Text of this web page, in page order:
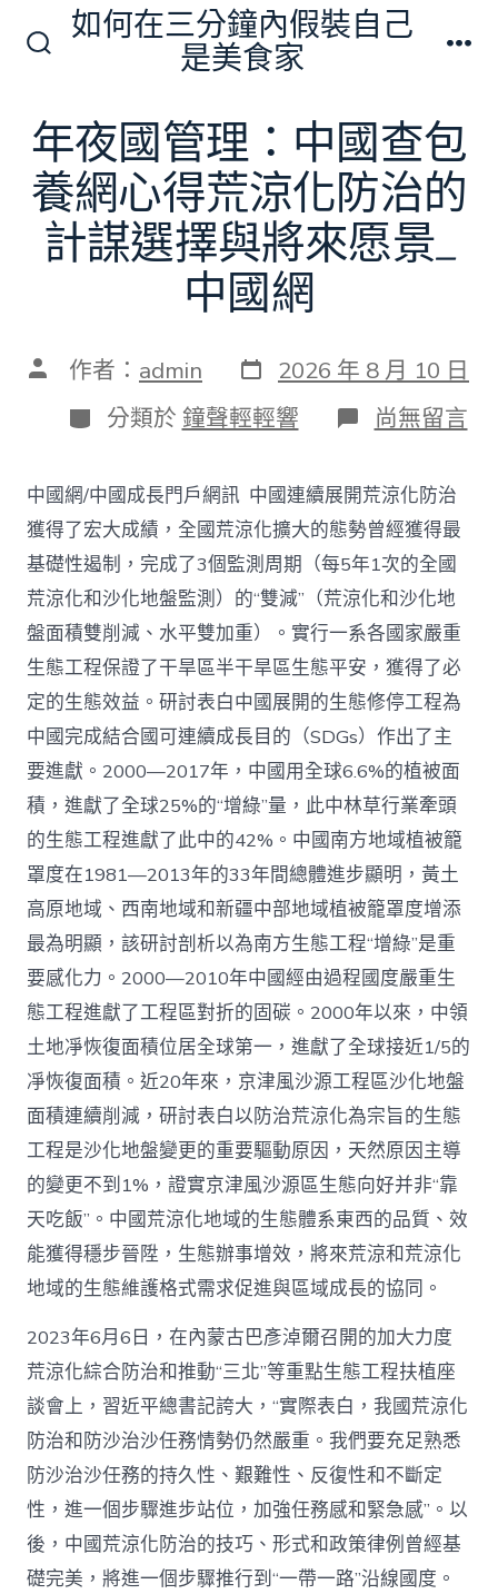
切
換
開
關
如何在三分鐘內假裝自己
是美食家
年夜國管理：中國查包
養網心得荒涼化防治的
計謀選擇與將來愿景_
中國網
文 作者： admin 發
表
日
期
2026 年 8 月 10 日
分
類
分類於 鐘聲輕輕響 在
〈年
國
管
理：
中
國
查
包
養
網
心
得
荒
涼
化
防
治
的
計
謀
選
擇
與
將
來
愿
景
_
中
國
網〉
中
尚無留言
中國網/中國成長門戶網訊 中國連續展開荒涼化防治
獲得了宏大成績，全國荒涼化擴大的態勢曾經獲得最
基礎性遏制，完成了3個監測周期（每5年1次的全國
荒涼化和沙化地盤監測）的“雙減”（荒涼化和沙化地
盤面積雙削減、水平雙加重）。實行一系各國家嚴重
生態工程保證了干旱區半干旱區生態平安，獲得了必
定的生態效益。研討表白中國展開的生態修停工程為
中國完成結合國可連續成長目的（SDGs）作出了主
要進獻。2000—2017年，中國用全球6.6%的植被面
積，進獻了全球25%的“增綠”量，此中林草行業牽頭
的生態工程進獻了此中的42%。中國南方地域植被籠
罩度在1981—2013年的33年間總體進步顯明，黃土
高原地域、西南地域和新疆中部地域植被籠罩度增添
最為明顯，該研討剖析以為南方生態工程“增綠”是重
要感化力。2000—2010年中國經由過程國度嚴重生
態工程進獻了工程區對折的固碳。2000年以來，中領
土地凈恢復面積位居全球第一，進獻了全球接近1/5的
凈恢復面積。近20年來，京津風沙源工程區沙化地盤
面積連續削減，研討表白以防治荒涼化為宗旨的生態
工程是沙化地盤變更的重要驅動原因，天然原因主導
的變更不到1%，證實京津風沙源區生態向好并非“靠
天吃飯”。中國荒涼化地域的生態體系東西的品質、效
能獲得穩步晉陞，生態辦事增效，將來荒涼和荒涼化
地域的生態維護格式需求促進與區域成長的協同。
2023年6月6日，在內蒙古巴彥淖爾召開的加大力度
荒涼化綜合防治和推動“三北”等重點生態工程扶植座
談會上，習近平總書記誇大，“實際表白，我國荒涼化
防治和防沙治沙任務情勢仍然嚴重。我們要充足熟悉
防沙治沙任務的持久性、艱難性、反復性和不斷定
性，進一個步驟進步站位，加強任務感和緊急感”。以
後，中國荒涼化防治的技巧、形式和政策律例曾經基
礎完美，將進一個步驟推行到“一帶一路”沿線國度。